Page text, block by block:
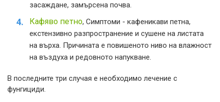
засаждане, замърсена почва.
Кафяво петно, Симптоми - кафеникави петна,
екстензивно разпространение и сушене на листата
на върха. Причината е повишеното ниво на влажност
на въздуха и редовното напукване.
В последните три случая е необходимо лечение с
фунгициди.